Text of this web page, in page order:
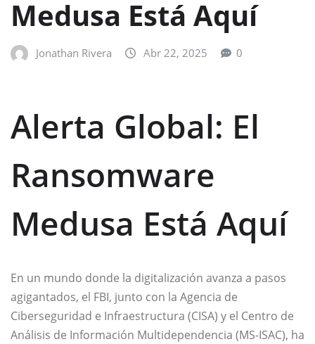
Medusa Está Aquí
Jonathan Rivera Abr 22, 2025 0
Alerta Global: El
Ransomware
Medusa Está Aquí
En un mundo donde la digitalización avanza a pasos
agigantados, el FBI, junto con la Agencia de
Ciberseguridad e Infraestructura (CISA) y el Centro de
Análisis de Información Multidependencia (MS-ISAC), ha